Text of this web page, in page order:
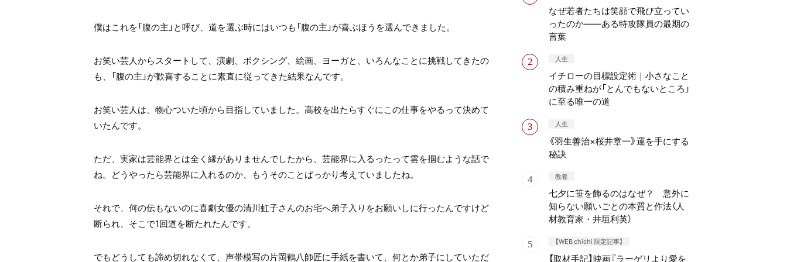
僕はこれを「腹の主」と呼び、道を選ぶ時にはいつも「腹の主」が喜ぶほうを選んできました。
お笑い芸人からスタートして、演劇、ボクシング、絵画、ヨーガと、いろんなことに挑戦してきたの
も、「腹の主」が歓喜することに素直に従ってきた結果なんです。
お笑い芸人は、物心ついた頃から目指していました。高校を出たらすぐにこの仕事をやるって決めて
いたんです。
ただ、実家は芸能界とは全く縁がありませんでしたから、芸能界に入るったって雲を掴むような話で
ね。どうやったら芸能界に入れるのか、もうそのことばっかり考えていましたね。
それで、何の伝もないのに喜劇女優の清川虹子さんのお宅へ弟子入りをお願いしに行ったんですけど
断られ、そこで1回道を断たれたんです。
でもどうしても諦め切れなくて、声帯模写の片岡鶴八師匠に手紙を書いて、何とか弟子にしていただ
なぜ若者たちは笑顔で飛び立ってい
ったのか——ある特攻隊員の最期の
言葉
人生
イチローの目標設定術｜小さなこと
の積み重ねが「とんでもないところ」
に至る唯一の道
人生
《羽生善治×桜井章一》運を手にする
秘訣
教養
七夕に笹を飾るのはなぜ？ 意外に
知らない願いごとの本質と作法（人
材教育家・井垣利英）
【WEB chichi 限定記事】
【取材手記】映画『ラーゲリより愛を